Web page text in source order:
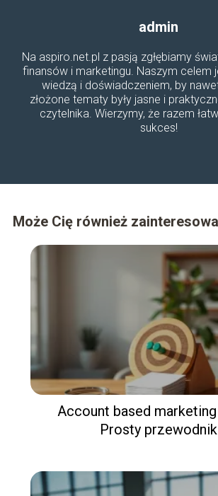
admin
Na aspiro.net.pl z pasją zgłębiamy
finansów i marketingu. Naszym celem
wiedzą i doświadczeniem, by
złożone tematy były jasne i
czytelnika. Wierzymy, że razem
sukces!
Może Cię również
Account based
Prosty przewodnik